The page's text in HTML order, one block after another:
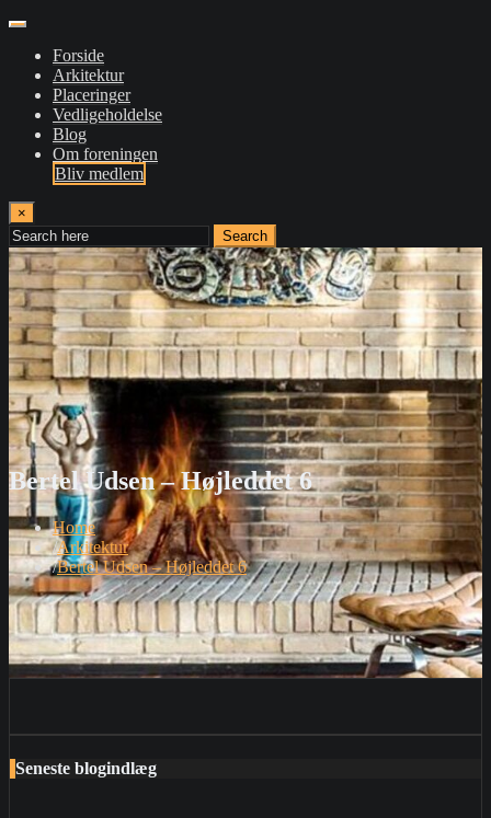
Forside
Arkitektur
Placeringer
Vedligeholdelse
Blog
Om foreningen
Bliv medlem
×
Search
Bertel Udsen – Højleddet 6
Home
Arkitektur
Bertel Udsen – Højleddet 6
Seneste blogindlæg